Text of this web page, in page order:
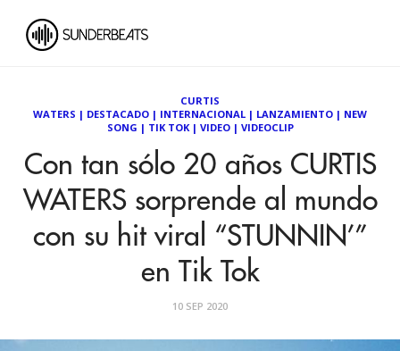
CURTIS
WATERS | DESTACADO | INTERNACIONAL | LANZAMIENTO | NEW
SONG | TIK TOK| VIDEO| VIDEOCLIP
Con tan sólo 20 años CURTIS
WATERS sorprende al mundo
con su hit viral “STUNNIN’”
en Tik Tok
10 SEP 2020